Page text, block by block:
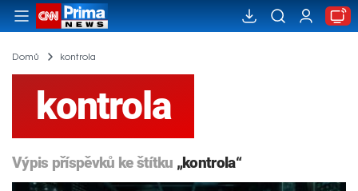
Domů kontrola
kontrola
Výpis příspěvků ke štítku „kontrola“